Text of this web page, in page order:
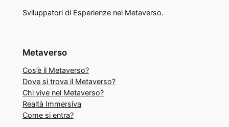
Sviluppatori di Esperienze nel Metaverso.
Metaverso
Cos’è il Metaverso?
Dove si trova il Metaverso?
Chi vive nel Metaverso?
Realtà Immersiva
Come si entra?